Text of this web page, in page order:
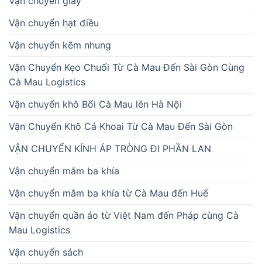
Vận chuyển hạt điều
Vận chuyển kẽm nhung
Vận Chuyển Kẹo Chuối Từ Cà Mau Đến Sài Gòn Cùng
Cà Mau Logistics
Vận chuyển khô Bổi Cà Mau lên Hà Nội
Vận Chuyển Khô Cá Khoai Từ Cà Mau Đến Sài Gòn
VẬN CHUYỂN KÍNH ÁP TRÒNG ĐI PHẦN LAN
Vận chuyển mắm ba khía
Vận chuyển mắm ba khía từ Cà Mau đến Huế
Vận chuyển quần áo từ Việt Nam đến Pháp cùng Cà
Mau Logistics
Vận chuyển sách